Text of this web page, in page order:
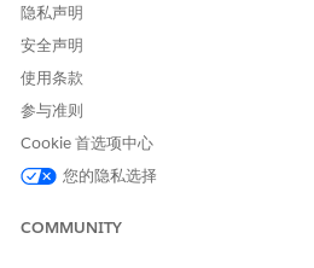
在客户对象中，创建自定义字段来
映射销售交易上下文定义中的自定义
要根据产品配置器和交易行编辑器
义字段映射到销售交易上下文定义。
为产品发现创建促销映射并映射字段
要在“浏览目录”页面上显示基于渠
启用渠道
隐私声明
安全声明
使用条款
参与准则
Cookie 首选项中心
您的隐私选择
COMMUNITY